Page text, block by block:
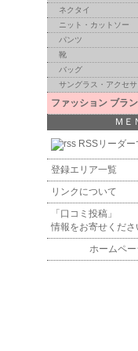
ネクタイ
ニット・カットソー
パンツ
靴
バッグ
サングラス・アクセ
ファッション ブラ
ＭＥ
RSSリーダ
登録エリア一覧
リンクについて
「口コミ投稿」
情報をお寄せくださ
ホームペ